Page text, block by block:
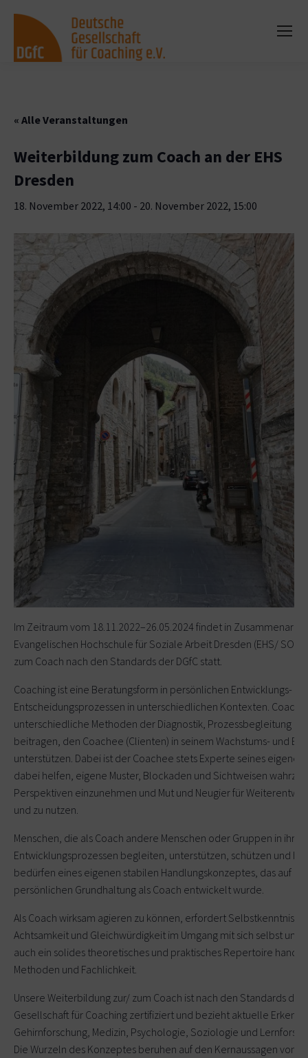
« Alle Veranstaltungen
Weiterbildung zum Coach an der EHS
Dresden
18. November 2022, 14:00 - 20. November 2022, 15:00
Im Zeitraum vom 18.11.2022–26.05.2024 findet in
Evangelischen Hochschule für Soziale Arbeit Dresden (EHS/
zum Coach nach den Standards der DGfC statt.
Coaching ist eine Beratungsform in persönlichen Entwicklungs-
Entscheidungsprozessen in unterschiedlichen Kontexten.
unterschiedliche Methoden der Diagnostik, Prozessbegleitung
beitragen, den Coachee (Clienten) in seinem Wachstums- und
unterstützen. Dabei ist der Coachee stets Experte seines eigenen
dabei helfen, eigene Muster, Blockaden und Sichtweisen
Perspektiven einzunehmen und Mut und Neugier für
und zu nutzen.
Menschen, die als Coach andere Menschen oder Gruppen in ihren
Entwicklungsprozessen begleiten, unterstützen, schützen und
bedürfen eines eigenen stabilen Handlungskonzeptes, das auf
persönlichen Grundhaltung als Coach entwickelt wurde.
Als Coach wirksam agieren zu können, erfordert Selbstkenntnis
Achtsamkeit und Gleichwürdigkeit im Umgang mit sich selbst und
auch ein solides theoretisches und praktisches Repertoire
Methoden und Fachlichkeit.
Unsere Weiterbildung zur/ zum Coach ist nach den Standards der
Gesellschaft für Coaching zertifiziert und bezieht aktuelle
Gehirnforschung, Medizin, Psychologie, Soziologie und
Die Wurzeln des Konzeptes beruhen auf den Kernaussagen von